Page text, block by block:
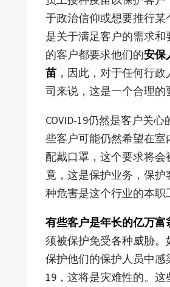
于政治信仰或想要推行某
是关于满足客户的需求和
的客户都要求他们的安保
苗，因此，对于任何行政
司来说，这是一个合理的
COVID-19仍然是客户关
些客户可能仍然希望在室
配戴口罩，这个要求将会
竟，这是保护业务，保护
种危害是这个行业的本职
有些客户是年长的亿万富
须被保护免受各种威胁。
保护他们的保护人员中感
19，这将是灾难性的。这